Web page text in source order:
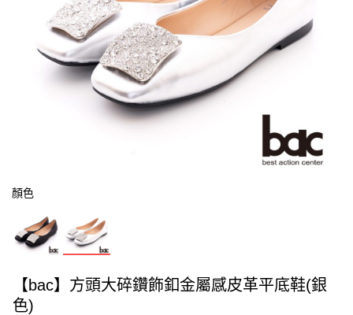
顏色
【bac】方頭大碎鑽飾釦金屬感皮革平底鞋(銀
色)